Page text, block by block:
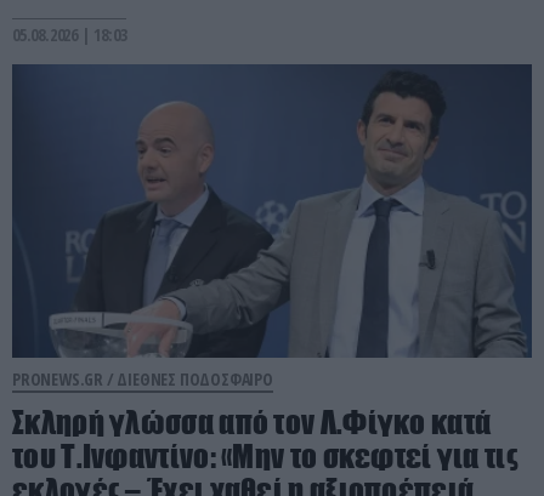
05.08.2026 | 18:03
PRONEWS.GR / ΔΙΕΘΝΕΣ ΠΟΔΟΣΦΑΙΡΟ
Σκληρή γλώσσα από τον Λ.Φίγκο κατά
του Τ.Ινφαντίνο: «Μην το σκεφτεί για τις